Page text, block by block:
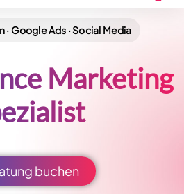
· Google Ads · Social Media
Marketing
buchen